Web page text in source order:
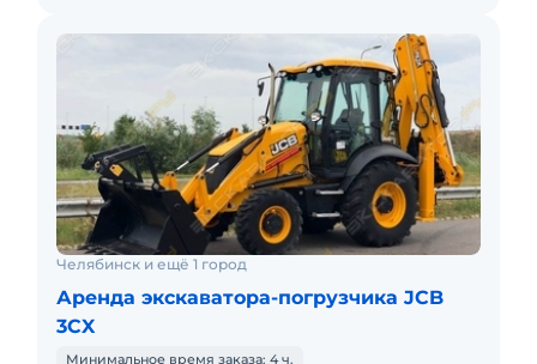
Челябинск и ещё 1 город
Аренда экскаватора-погрузчика JCB
3CX
Минимальное время заказа: 4 ч.